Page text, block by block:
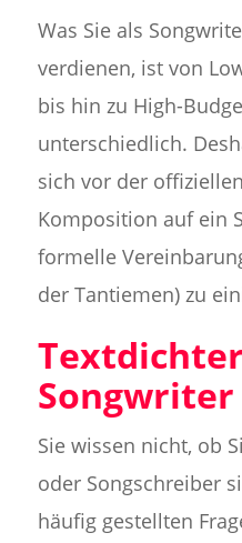
Was Sie als
verdienen, ist von
bis hin zu High-
unterschiedlich.
sich vor der
Komposition auf ein
formelle
der Tantiemen) zu
Songwriter
Sie wissen nicht, ob
oder Songschreiber
häufig gestellten